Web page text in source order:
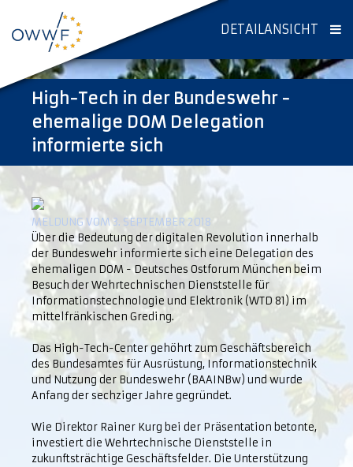
DETAILANSICHT
High-Tech in der Bundeswehr -
ehemalige DOM Delegation
informierte sich
MELDUNG VOM 3. SEPTEMBER 2018
Über die Bedeutung der digitalen Revolution innerhalb
der Bundeswehr informierte sich eine Delegation des
ehemaligen DOM - Deutsches Ostforum München beim
Besuch der Wehrtechnischen Dienststelle für
Informationstechnologie und Elektronik (WTD 81) im
mittelfränkischen Greding.
Das High-Tech-Center gehöhrt zum Geschäftsbereich
des Bundesamtes für Ausrüstung, Informationstechnik
und Nutzung der Bundeswehr (BAAINBw) und wurde
Anfang der sechziger Jahre gegründet.
Wie Direktor Rainer Kurg bei der Präsentation betonte,
investiert die Wehrtechnische Dienststelle in
zukunftsträchtige Geschäftsfelder. Die Unterstützung